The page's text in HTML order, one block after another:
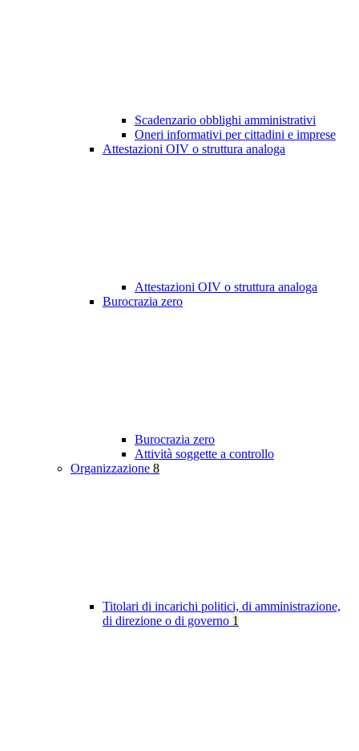
Scadenzario obblighi amministrativi
Oneri informativi per cittadini e imprese
Attestazioni OIV o struttura analoga
Attestazioni OIV o struttura analoga
Burocrazia zero
Burocrazia zero
Attività soggette a controllo
Organizzazione 8
Titolari di incarichi politici, di amministrazione,
di direzione o di governo 1